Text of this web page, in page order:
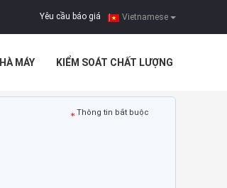
Vietnamese
Yêu cầu báo giá |
MÁY KIỂM SOÁT CHẤT LƯỢNG
Thông tin bắt buộc